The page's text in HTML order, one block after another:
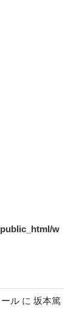
w
ル に 坂本篤